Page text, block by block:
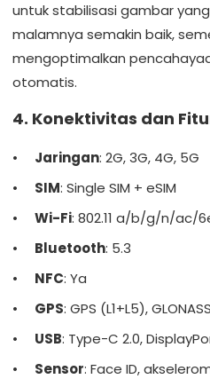
untuk stabilisasi gambar
malamnya semakin baik,
mengoptimalkan
otomatis.
4. Konektivitas dan
Jaringan: 2G, 3G, 4G, 5G
SIM: Single SIM + eSIM
Wi-Fi: 802.11 a/b/g/n/ac/
Bluetooth: 5.3
NFC: Ya
GPS: GPS (L1+L5),
USB: Type-C 2.0,
Sensor: Face ID,